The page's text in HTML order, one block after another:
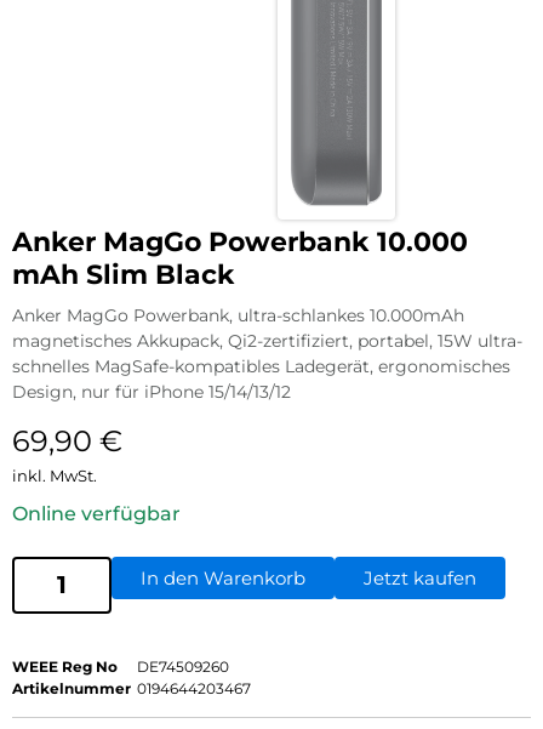
Anker MagGo Powerbank 10.000
mAh Slim Black
Anker MagGo Powerbank, ultra-schlankes 10.000mAh
magnetisches Akkupack, Qi2-zertifiziert, portabel, 15W ultra-
schnelles MagSafe-kompatibles Ladegerät, ergonomisches
Design, nur für iPhone 15/14/13/12
69,90 €
inkl. MwSt.
Online verfügbar
In den Warenkorb Jetzt kaufen
WEEE Reg No
DE74509260
Artikelnummer 0194644203467